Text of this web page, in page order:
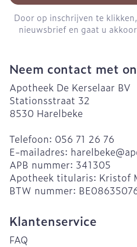
Door op inschrijven te
nieuwsbrief en gaat u
Neem contact met
Apotheek De Kerselaar BV
Stationsstraat 32
8530 Harelbeke
Telefoon: 056 71 26 76
E-mailadres: harelbeke@
APB nummer: 341305
Apotheek titularis: Kristof
BTW nummer:
Klantenservice
FAQ